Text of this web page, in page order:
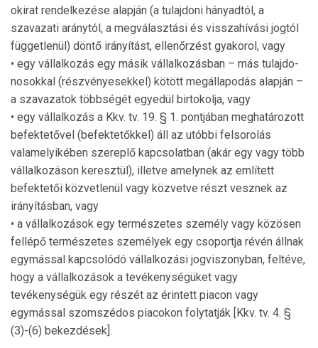
okirat rendelkezése alapján (a tulajdoni hányadtól, a
szavazati aránytól, a megválasztási és visszahívási jogtól
függetlenül) döntő irányítást, ellenőrzést gyakorol, vagy
• egy vállalkozás egy másik vállalkozásban – más tulajdo­
nosokkal (részvényesekkel) kötött megállapodás alapján –
a szavazatok többségét egyedül birtokolja, vagy
• egy vállalkozás a Kkv. tv. 19. § 1. pontjában megha­tározott
befektetővel (befektetőkkel) áll az utóbbi felsorolás
valamelyikében szereplő kap­cso­latban (akár egy vagy több
vállalkozáson keresztül), il­letve amelynek az említett
befektetői közvetlenül vagy közvetve részt vesznek az
irányításban, vagy
• a vállalkozások egy természetes személy vagy közösen
fellépő természetes személyek egy csoportja révén áll­nak
egymással kapcsolódó vállalkozási jogviszonyban, feltéve,
hogy a vállalkozások a tevékenységüket vagy
tevékenységük egy részét az érintett piacon vagy
egymással szomszédos piacokon folytatják [Kkv. tv. 4. §
(3)-(6) bekezdések].